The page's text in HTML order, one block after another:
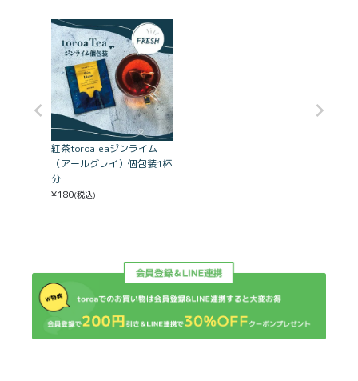
紅茶toroaTeaジンライム
（アールグレイ）個包装1杯
分
¥180(税込)